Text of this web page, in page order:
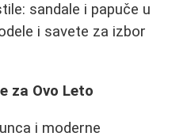
sandale i papuče u
i savete za izbor
za Ovo Leto
i moderne